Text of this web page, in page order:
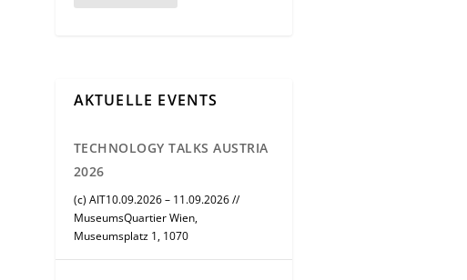
AKTUELLE EVENTS
TECHNOLOGY TALKS AUSTRIA
2026
(c) AIT10.09.2026 – 11.09.2026 //
MuseumsQuartier Wien,
Museumsplatz 1, 1070